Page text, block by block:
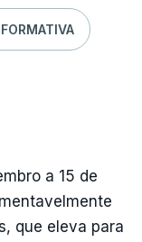
a 15 de
que eleva para